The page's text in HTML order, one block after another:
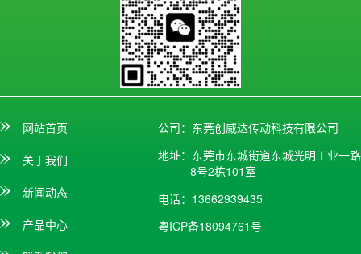
网站首页
关于我们
新闻动态
产品中心
公司：东莞创威达传动科技有限公司
地址：东莞市东城街道东城光明工业一路
8号2栋101室
电话：13662939435
粤ICP备18094761号